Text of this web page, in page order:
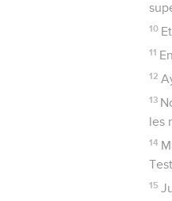
10
11
12
13
les
14
15